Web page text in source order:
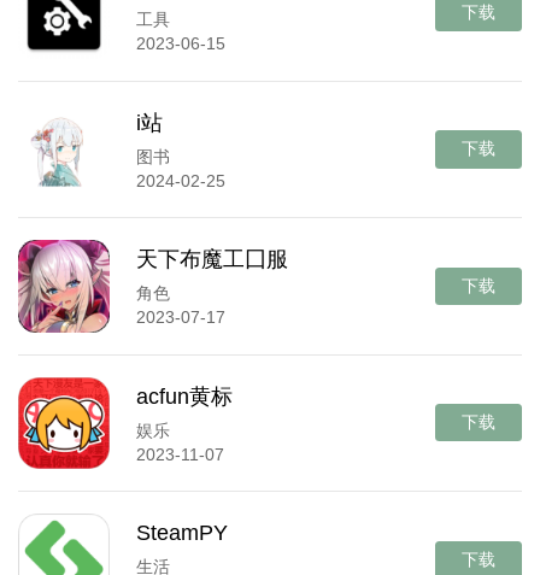
工具
2023-06-15
下载
i站
图书
2024-02-25
下载
天下布魔工囗服
角色
2023-07-17
下载
acfun黄标
娱乐
2023-11-07
下载
SteamPY
生活 下载